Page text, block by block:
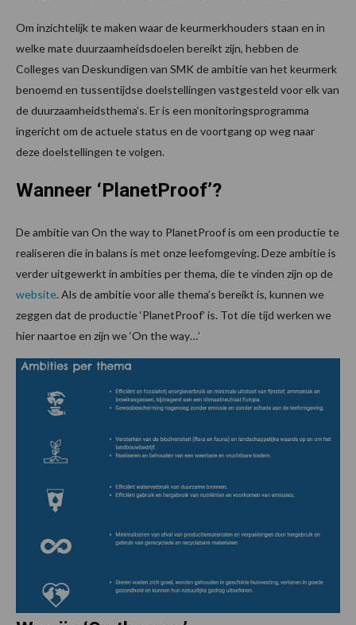
Om inzichtelijk te maken waar de keurmerkhouders staan en in
welke mate duurzaamheidsdoelen bereikt zijn, hebben de
Colleges van Deskundigen van SMK de ambitie van het keurmerk
benoemd en tussentijdse doelstellingen vastgesteld voor elk van
de duurzaamheidsthema’s. Er is een monitoringsprogramma
ingericht om de actuele status en de voortgang op weg naar
deze doelstellingen te volgen.
Wanneer ‘PlanetProof’?
De ambitie van On the way to PlanetProof is om een productie te
realiseren die in balans is met onze leefomgeving. Deze ambitie is
verder uitgewerkt in ambities per thema, die te vinden zijn op de
website. Als de ambitie voor alle thema’s bereikt is, kunnen we
zeggen dat de productie ‘PlanetProof’ is. Tot die tijd werken we
hier naartoe en zijn we ‘On the way…’